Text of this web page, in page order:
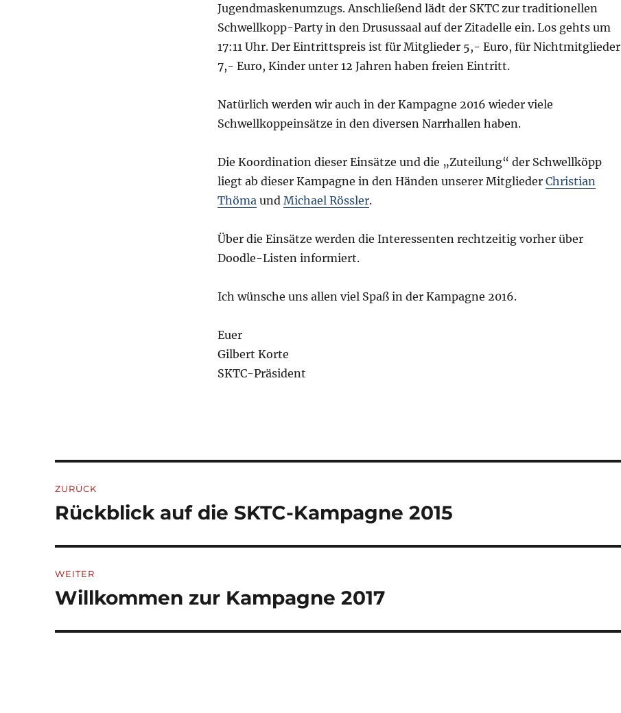
Jugendmaskenumzugs. Anschließend lädt der SKTC zur traditionellen
Schwellkopp-Party in den Drusussaal auf der Zitadelle ein. Los gehts um
17:11 Uhr. Der Eintrittspreis ist für Mitglieder 5,- Euro, für Nichtmitglieder
7,- Euro, Kinder unter 12 Jahren haben freien Eintritt.
Natürlich werden wir auch in der Kampagne 2016 wieder viele
Schwellkoppeinsätze in den diversen Narrhallen haben.
Die Koordination dieser Einsätze und die „Zuteilung“ der Schwellköpp
liegt ab dieser Kampagne in den Händen unserer Mitglieder Christian
Thömaund Michael Rössler.
Über die Einsätze werden die Interessenten rechtzeitig vorher über
Doodle-Listen informiert.
Ich wünsche uns allen viel Spaß in der Kampagne 2016.
Euer
Gilbert Korte
SKTC-Präsident
ZURÜCK
Vorheriger
Rückblick auf die SKTC-Kampagne 2015
WEITER
Nächster
Willkommen zur Kampagne 2017